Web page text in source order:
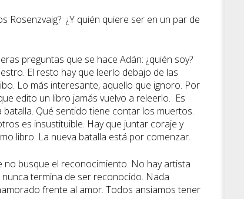
Rosenzvaig? ¿Y quién quiere ser en un par de
preguntas que se hace Adán: ¿quién soy?
El resto hay que leerlo debajo de las
Lo más interesante, aquello que ignoro. Por
edito un libro jamás vuelvo a releerlo. Es
batalla. Qué sentido tiene contar los muertos.
es insustituible. Hay que juntar coraje y
libro. La nueva batalla está por comenzar.
no busque el reconocimiento. No hay artista
termina de ser reconocido. Nada
frente al amor. Todos ansiamos tener